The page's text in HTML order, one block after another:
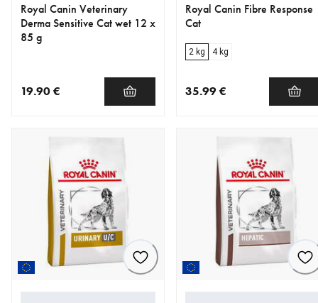
Royal Canin Veterinary
Derma Sensitive Cat wet 12 x
85 g
19.90 €
Royal Canin Fibre Response
Cat
2 kg 4 kg
35.99 €